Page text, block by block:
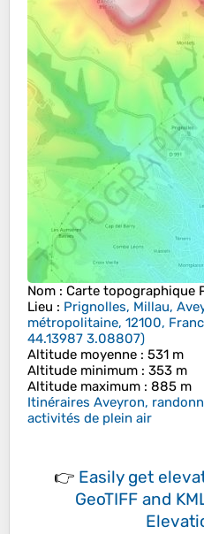
Nom : Carte topographique
Lieu : Prignolles, Millau,
métropolitaine, 12100,
44.13987 3.08807)
Altitude moyenne : 531 m
Altitude minimum : 353 m
Altitude maximum : 885 m
Itinéraires Aveyron,
activités de plein air
👉 Easily get
GeoTIFF and